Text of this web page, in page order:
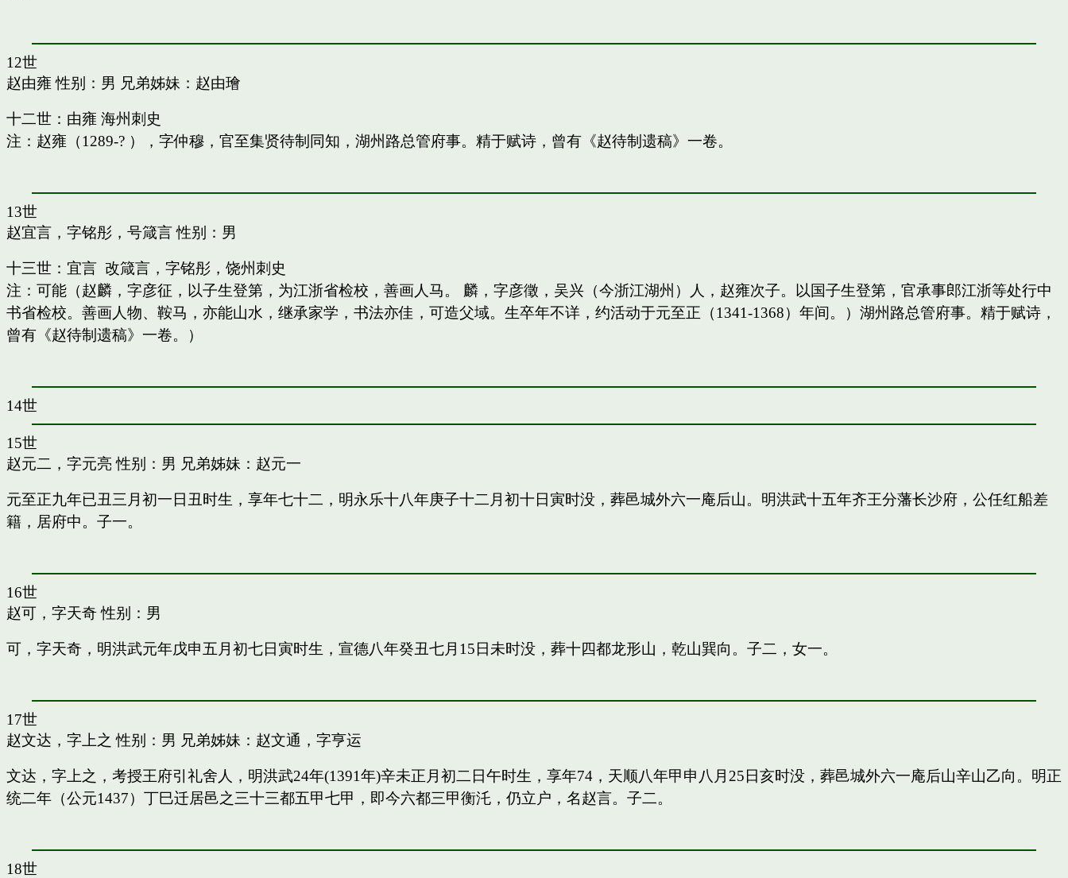
12世
赵由雍 性别：男 兄弟姊妹： 赵由璯
十二世：由雍 海州刺史
注：赵雍（1289-? ），字仲穆，官至集贤待制同知，湖州路总管府事。精于赋诗，曾有《赵待制遗稿》一卷。
13世
赵宜言，字铭彤，号箴言性别：男
十三世：宜言 改箴言，字铭彤，饶州刺史
注：可能（赵麟，字彦征，以子生登第，为江浙省检校，善画人马。 麟，字彦徵，吴兴（今浙江湖州）人，赵雍次子。以国子生登第，官承事郎江浙等处行中
书省检校。善画人物、鞍马，亦能山水，继承家学，书法亦佳，可造父域。生卒年不详，约活动于元至正（1341-1368）年间。）湖州路总管府事。精于赋诗，
曾有《赵待制遗稿》一卷。）
14世
15世
赵元二，字元亮 性别：男 兄弟姊妹： 赵元一
元至正九年已丑三月初一日丑时生，享年七十二，明永乐十八年庚子十二月初十日寅时没，葬邑城外六一庵后山。明洪武十五年齐王分藩长沙府，公任红船差
籍，居府中。子一。
16世
赵可，字天奇性别：男
可，字天奇，明洪武元年戊申五月初七日寅时生，宣德八年癸丑七月15日未时没，葬十四都龙形山，乾山巽向。子二，女一。
17世
赵文达，字上之 性别：男 兄弟姊妹： 赵文通，字亨运
文达，字上之，考授王府引礼舍人，明洪武24年(1391年)辛未正月初二日午时生，享年74，天顺八年甲申八月25日亥时没，葬邑城外六一庵后山辛山乙向。明正
统二年（公元1437）丁巳迁居邑之三十三都五甲七甲，即今六都三甲衡汑，仍立户，名赵言。子二。
18世